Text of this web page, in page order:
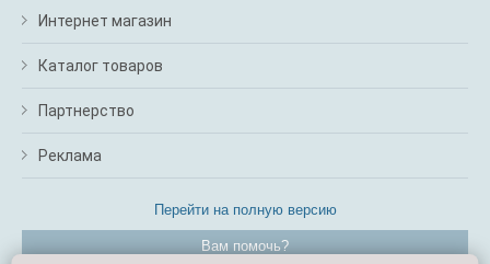
Интернет магазин
Каталог товаров
Партнерство
Реклама
Перейти на полную версию
Вам помочь?